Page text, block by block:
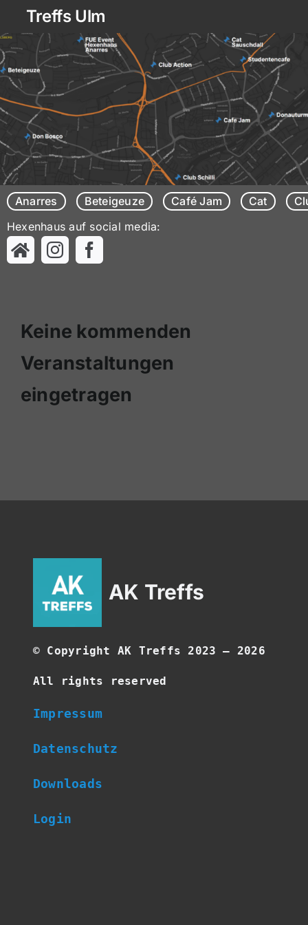
springen
Treffs Ulm
Anarres Beteigeuze Café Jam Cat
Hexenhaus auf social media:
Keine kommenden
Veranstaltungen
eingetragen
AK Treffs
© Copyright AK Treffs 2023 – 2026
All rights reserved
Impressum
Datenschutz
Downloads
Login